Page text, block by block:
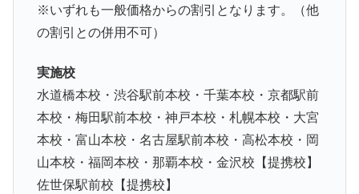
※いずれも一般価格からの割引となります。（他
の割引との併用不可）
実施校
水道橋本校・渋谷駅前本校・千葉本校・京都駅前
本校・梅田駅前本校・神戸本校・札幌本校・大宮
本校・富山本校・名古屋駅前本校・高松本校・岡
山本校・福岡本校・那覇本校・金沢校【提携校】
佐世保駅前校【提携校】